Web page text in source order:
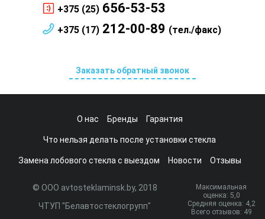
+375 (25) 656-53-53
+375 (17) 212-00-89 (тел./факс)
Заказать обратный звонок
О нас Бренды Гарантия
Что нельзя делать после установки стекла
Замена лобового стекла с выездом Новости Отзывы
© ООО avtosteklaminsk.by, 2018
ЧТУП "Белавтостеклогрупп"
Максимальная
оценка: 5,0
Средняя оценка: 4,2
Всего отзывов: 49